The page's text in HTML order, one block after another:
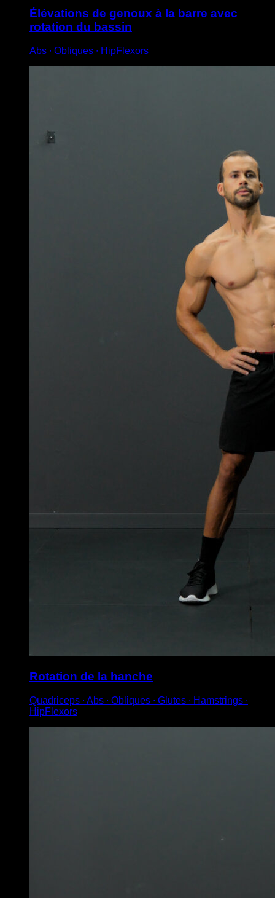
Élévations de genoux à la barre avec
rotation du bassin
Abs ∙ Obliques ∙ HipFlexors
Rotation de la hanche
Quadriceps ∙ Abs ∙ Obliques ∙ Glutes ∙ Hamstrings ∙
HipFlexors